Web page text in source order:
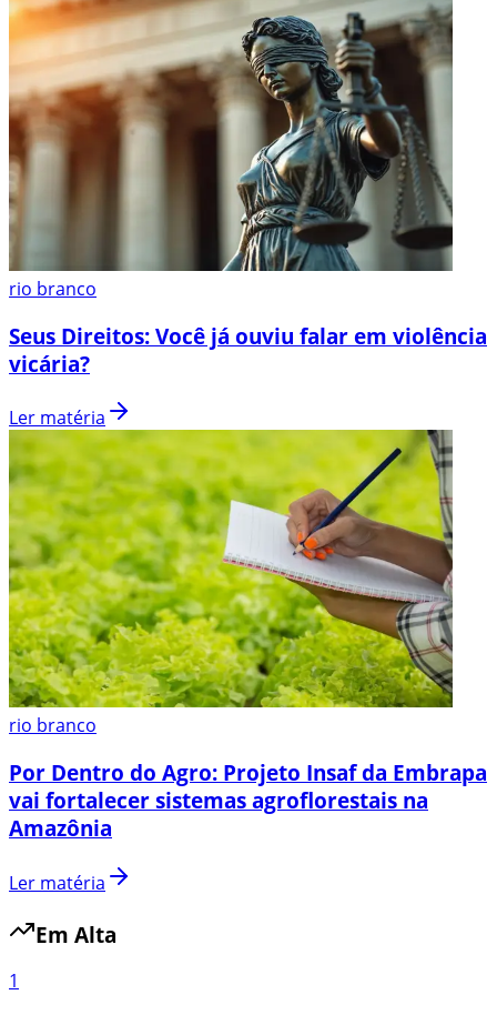
rio branco
Seus Direitos: Você já ouviu falar em violência
vicária?
Ler matéria
rio branco
Por Dentro do Agro: Projeto Insaf da Embrapa
vai fortalecer sistemas agroflorestais na
Amazônia
Ler matéria
Em Alta
1